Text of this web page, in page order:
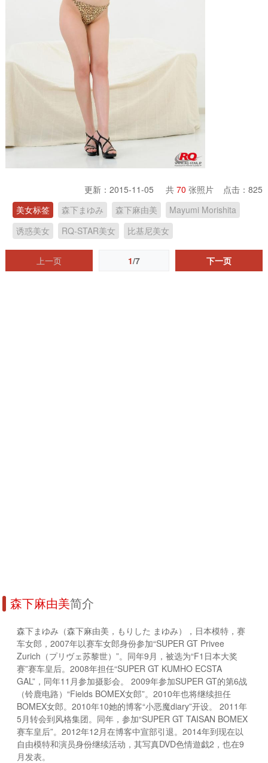
更新：2015-11-05 共70 张照片 点击：825
美女标签
森下まゆみ 森下麻由美
Mayumi Morishita
诱惑美女
RQ-STAR美女 比基尼美女
上一页 1/7 下一页
森下麻由美简介
森下まゆみ（森下麻由美，もりした まゆみ），日本模特，赛
车女郎，2007年以赛车女郎身份参加“SUPER GT Privee
Zurich（プリヴェ苏黎世）”。同年9月，被选为“F1日本大奖
赛”赛车皇后。2008年担任“SUPER GT KUMHO ECSTA
GAL”，同年11月参加摄影会。 2009年参加SUPER GT的第6战
（铃鹿电路）“Fields BOMEX女郎”。2010年也将继续担任
BOMEX女郎。2010年10她的博客“小恶魔diary”开设。 2011年
5月转会到风格集团。同年，参加“SUPER GT TAISAN BOMEX
赛车皇后”。2012年12月在博客中宣部引退。2014年到现在以
自由模特和演员身份继续活动，其写真DVD色情遊戯2，也在9
月发表。